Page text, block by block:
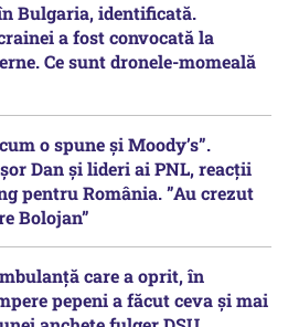
Bulgaria, identificată.
a fost convocată la
Ce sunt dronele-momeală
o spune și Moody’s”.
Dan și lideri ai PNL, reacții
pentru România. ”Au crezut
Bolojan”
care a oprit, în
pepeni a făcut ceva și mai